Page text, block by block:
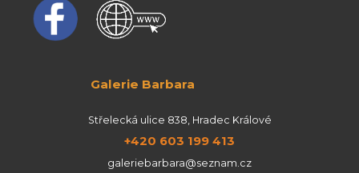
Galerie Barbara
Střelecká ulice 838, Hradec Králové
+420 603 199 413
galeriebarbara@seznam.cz